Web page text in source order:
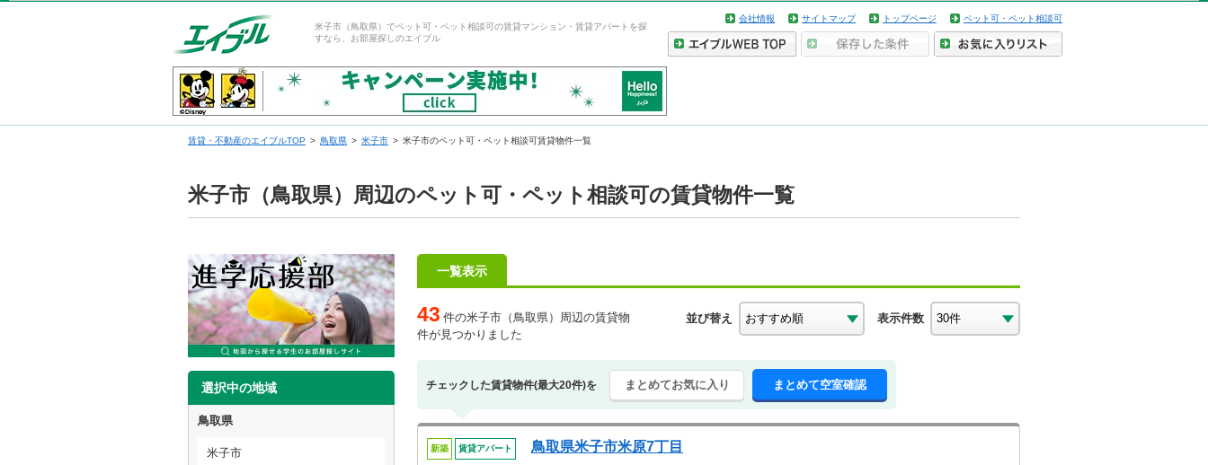
米子市（鳥取県）でペット可・ペット相談可の賃貸マンション・賃貸アパートを探
すなら、お部屋探しのエイブル
会社情報 サイトマップ トップページ ペット可・ペット相談可
賃貸・不動産のエイブルTOP 鳥取県 米子市 米子市のペット可・ペット相談可賃貸物件一覧
米子市（鳥取県）周辺のペット可・ペット相談可の賃貸物件一覧
選択中の地域
鳥取県
米子市
一覧表示
43 件の米子市（鳥取県）周辺の賃貸物
件が見つかりました
並び替え 表示件数
チェックした賃貸物件(最大20件)を まとめてお気に入り まとめて空室確認
新築 賃貸アパート 鳥取県米子市米原7丁目